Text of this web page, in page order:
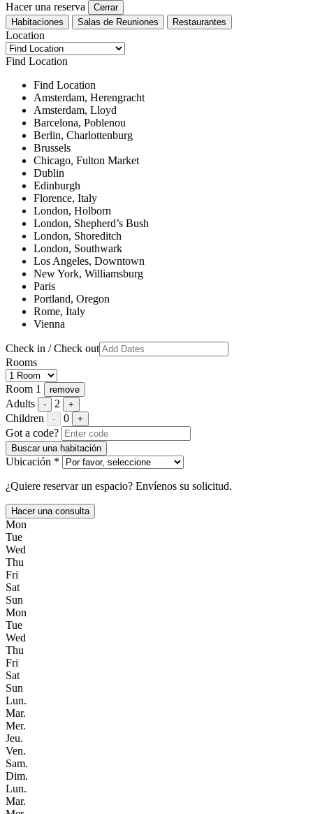
Hacer una reserva
Cerrar
Habitaciones
Salas de Reuniones Restaurantes
Location
Find Location
Find Location
Amsterdam, Herengracht
Amsterdam, Lloyd
Barcelona, Poblenou
Berlin, Charlottenburg
Brussels
Chicago, Fulton Market
Dublin
Edinburgh
Florence, Italy
London, Holborn
London, Shepherd’s Bush
London, Shoreditch
London, Southwark
Los Angeles, Downtown
New York, Williamsburg
Paris
Portland, Oregon
Rome, Italy
Vienna
Check in / Check out
Rooms
Room 1 remove
Adults - 2 +
Children - 0 +
Got a code?
Buscar una habitación
Ubicación *
¿Quiere reservar un espacio? Envíenos su solicitud.
Hacer una consulta
Mon
Tue
Wed
Thu
Fri
Sat
Sun
Mon
Tue
Wed
Thu
Fri
Sat
Sun
Lun.
Mar.
Mer.
Jeu.
Ven.
Sam.
Dim.
Lun.
Mar.